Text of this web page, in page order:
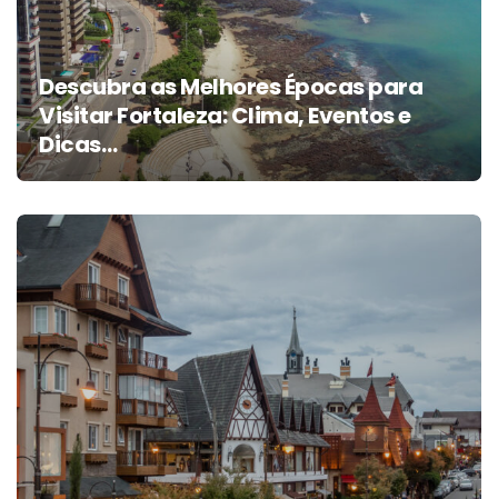
Descubra as Melhores Épocas para
Visitar Fortaleza: Clima, Eventos e
Dicas…